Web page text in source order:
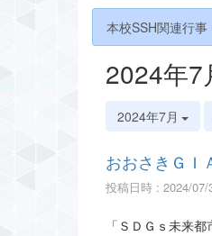
本校SSH関連行
2024年7
2024年7月
おおさきＧＩ
投稿日時 : 2024/07/
「ＳＤＧｓ未来